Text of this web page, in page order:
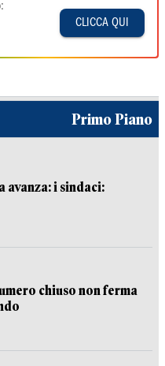
CLICCA QUI
Primo Piano
avanza: i sindaci:
chiuso non ferma